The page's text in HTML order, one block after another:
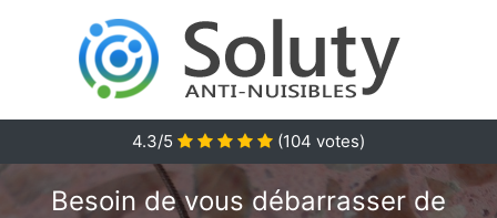
4.3/5 (104 votes)
Besoin de vous débarrasser de